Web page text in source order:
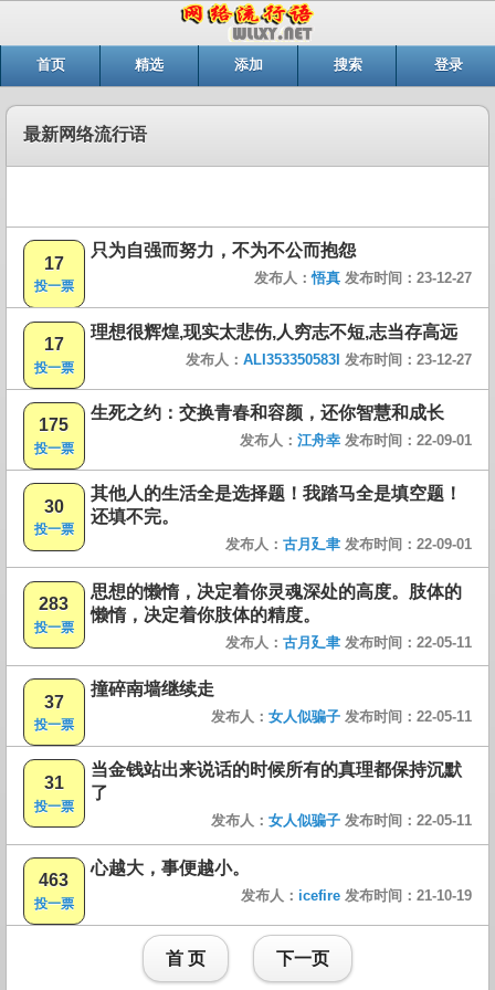
首页 精选 添加 搜索 登录
最新网络流行语
17
投一票
只为自强而努力，不为不公而抱怨
发布人：悟真 发布时间：23-12-27
17
投一票
理想很辉煌,现实太悲伤,人穷志不短,志当存高远
发布人： ALI353350583I 发布时间：23-12-27
175
投一票
生死之约：交换青春和容颜，还你智慧和成长
发布人： 江舟幸 发布时间：22-09-01
30
投一票
其他人的生活全是选择题！我踏马全是填空题！
还填不完。
发布人： 古月廴聿 发布时间：22-09-01
283
投一票
思想的懒惰，决定着你灵魂深处的高度。肢体的
懒惰，决定着你肢体的精度。
发布人： 古月廴聿 发布时间：22-05-11
37
投一票
撞碎南墙继续走
发布人： 女人似骗子 发布时间：22-05-11
31
投一票
当金钱站出来说话的时候所有的真理都保持沉默
了
发布人： 女人似骗子 发布时间：22-05-11
463
投一票
心越大，事便越小。
发布人： icefire 发布时间：21-10-19
首 页 下一页